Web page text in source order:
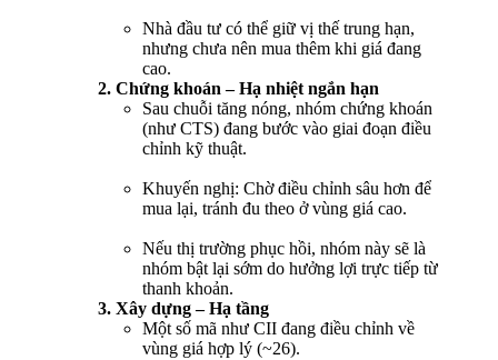
Nhà đầu tư có thể giữ vị thế trung hạn,
nhưng chưa nên mua thêm khi giá đang
cao.
2. Chứng khoán – Hạ nhiệt ngắn hạn
Sau chuỗi tăng nóng, nhóm chứng khoán
(như CTS) đang bước vào giai đoạn điều
chỉnh kỹ thuật.
Khuyến nghị: Chờ điều chỉnh sâu hơn để
mua lại, tránh đu theo ở vùng giá cao.
Nếu thị trường phục hồi, nhóm này sẽ là
nhóm bật lại sớm do hưởng lợi trực tiếp từ
thanh khoản.
3. Xây dựng – Hạ tầng
Một số mã như CII đang điều chỉnh về
vùng giá hợp lý (~26).